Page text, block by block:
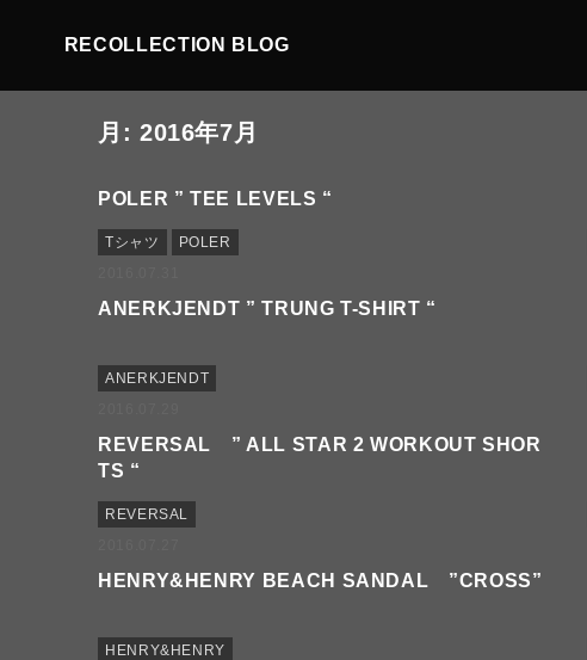
RECOLLECTION BLOG
月: 2016年7月
POLER ” TEE LEVELS “
Tシャツ
POLER
ANERKJENDT ” TRUNG T-SHIRT “
ANERKJENDT
REVERSAL ” ALL STAR 2 WORKOUT SHOR
TS “
REVERSAL
HENRY&HENRY BEACH SANDAL ”CROSS”
HENRY&HENRY